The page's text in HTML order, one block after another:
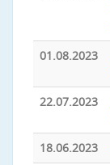
01.08.2023
22.07.2023
18.06.2023